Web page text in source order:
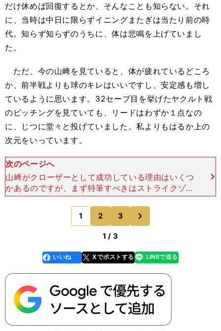
だけ休めば回復するとか、そんなことも知らない。それ
に、当時は中日に限らずイニングまたぎは当たり前の時
代。知らず知らずのうちに、体は悲鳴を上げていまし
た。
ただ、今の山﨑を見ていると、体が疲れているどころ
か、前半戦よりも球のキレはいいですし、安定感も増し
ているように思います。32セーブ目を挙げたヤクルト戦
のピッチングを見ていても、リードはわずか１点なの
に、じつに堂々と投げていました。私よりもはるか上の
次元をいっています。
次のページへ
山﨑がクローザーとして成功している理由はいくつ
かあるのですが、まず特筆すべきはストライクゾー
ンで勝負できるということ。クローザーは１点を争
う場面で出てくることがほとんどですので、できる
ことならランナー
1 2 3
1 / 3
faceboo
k
いいね Xでポストする
line LINEで送る